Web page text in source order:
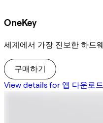
OneKey
세계에서 가장 진보한 하드
구매하기
View details for 앱 다운로드